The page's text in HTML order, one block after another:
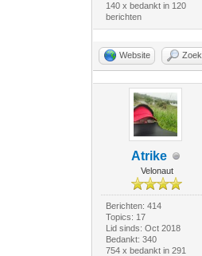
140 x bedankt in 120
berichten
Website Zoek
Atrike
Velonaut
Berichten: 414
Topics: 17
Lid sinds: Oct 2018
Bedankt: 340
754 x bedankt in 291